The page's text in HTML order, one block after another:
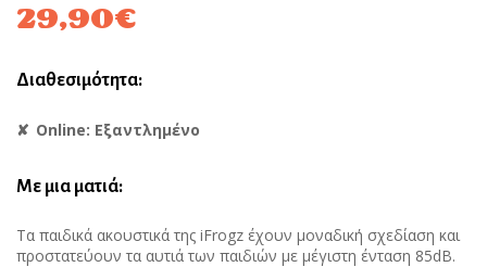
29,90€
Διαθεσιμότητα:
Online: Εξαντλημένο
Με μια ματιά:
Τα παιδικά ακουστικά της iFrogz έχουν μοναδική σχεδίαση και
προστατεύουν τα αυτιά των παιδιών με μέγιστη ένταση 85dB.